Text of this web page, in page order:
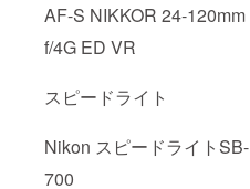
AF-S NIKKOR 24-120mm
f/4G ED VR
スピードライト
Nikon スピードライトSB-
700